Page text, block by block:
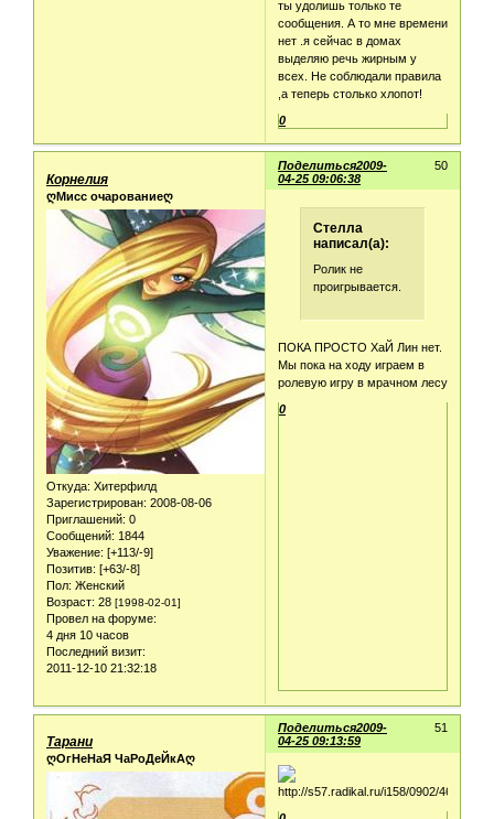
ты удолишь только те
сообщения. А то мне времени
нет .я сейчас в домах
выделяю речь жирным у
всех. Не соблюдали правила
,а теперь столько хлопот!
0
Поделиться 50
2009-
04-25 09:06:38
Корнелия
ღМисс очарованиеღ
Откуда: Хитерфилд
Зарегистрирован: 2008-08-06
Приглашений: 0
Сообщений: 1844
Уважение: [+113/-9]
Позитив: [+63/-8]
Пол: Женский
Возраст: 28 [1998-02-01]
Провел на форуме:
4 дня 10 часов
Последний визит:
2011-12-10 21:32:18
Стелла
написал(а):
Ролик не
проигрывается.
ПОКА ПРОСТО ХаЙ Лин нет.
Мы пока на ходу играем в
ролевую игру в мрачном лесу
0
Поделиться 51
2009-
04-25 09:13:59
Тарани
ღОгНеНаЯ ЧаРоДеЙкАღ